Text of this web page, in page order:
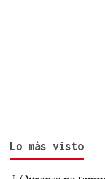
Lo más visto